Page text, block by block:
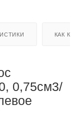
КАК
0,75см3/